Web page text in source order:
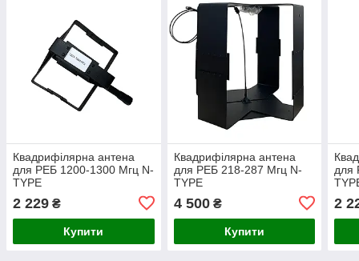
Квадрифілярна антена
для РЕБ 1200-1300 Мгц N-
TYPE
2 229 ₴
Купити
Квадрифілярна антена
для РЕБ 218-287 Мгц N-
TYPE
4 500₴
Купити
для
2